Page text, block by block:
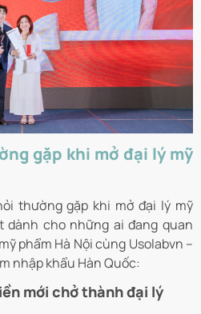
gặp khi mở đại lý mỹ
thường gặp khi mở đại lý mỹ
dành cho những ai đang quan
phẩm Hà Nội cùng Usolabvn –
nhập khẩu Hàn Quốc:
mới chở thành đại lý